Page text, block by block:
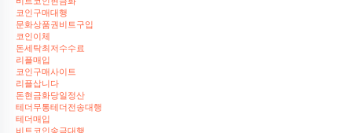
코인구매대행
문화상품권비트구입
코인이체
돈세탁최저수수료
리플매입
코인구매사이트
리플삽니다
돈현금화당일정산
테더무통테더전송대행
테더매입